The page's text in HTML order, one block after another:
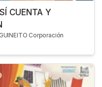
CUENTA Y
Corporación